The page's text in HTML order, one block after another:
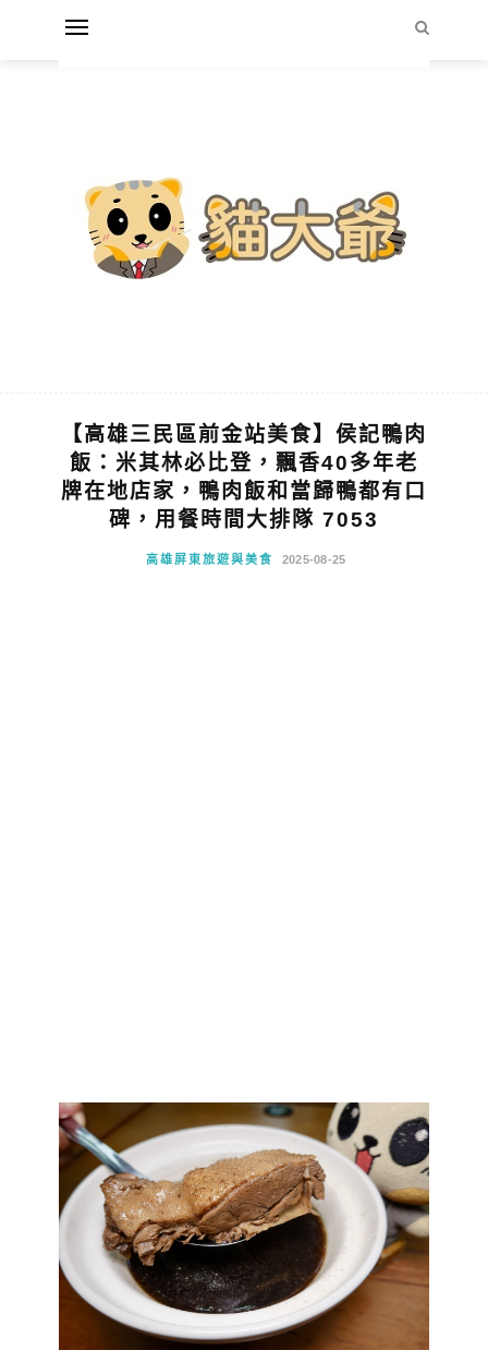
【高雄三民區前金站美食】侯記鴨肉
飯：米其林必比登，飄香40多年老
牌在地店家，鴨肉飯和當歸鴨都有口
碑，用餐時間大排隊 7053
高雄屏東旅遊與美食 2025-08-25